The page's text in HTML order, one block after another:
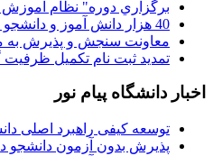
برگزاري دوره" نظام
40 هزار دانش آموز و دانشجو از موزه دارآباد بازديد کردند
معاونت سنجش و پذيرش به
تمديد ثبت نام تکميل
اخبار دانشگاه پیام نور
توسعه کیفی راهبرد اصلی
پذیرش بدون آزمون دانشجو